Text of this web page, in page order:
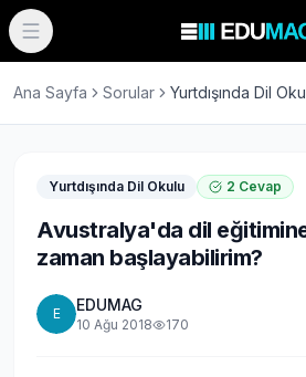
Ana Sayfa Sorular Yurtdışında Dil
Yurtdışında Dil Okulu 2 Cevap
Avustralya'da dil
zaman başlayabilirim?
E EDUMAG
10 Ağu 2018 170